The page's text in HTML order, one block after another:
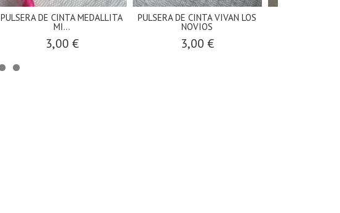
PULSERA DE CINTA MEDALLITA
MI...
3,00 €
PULSERA DE CINTA VIVAN LOS
NOVIOS
3,00 €